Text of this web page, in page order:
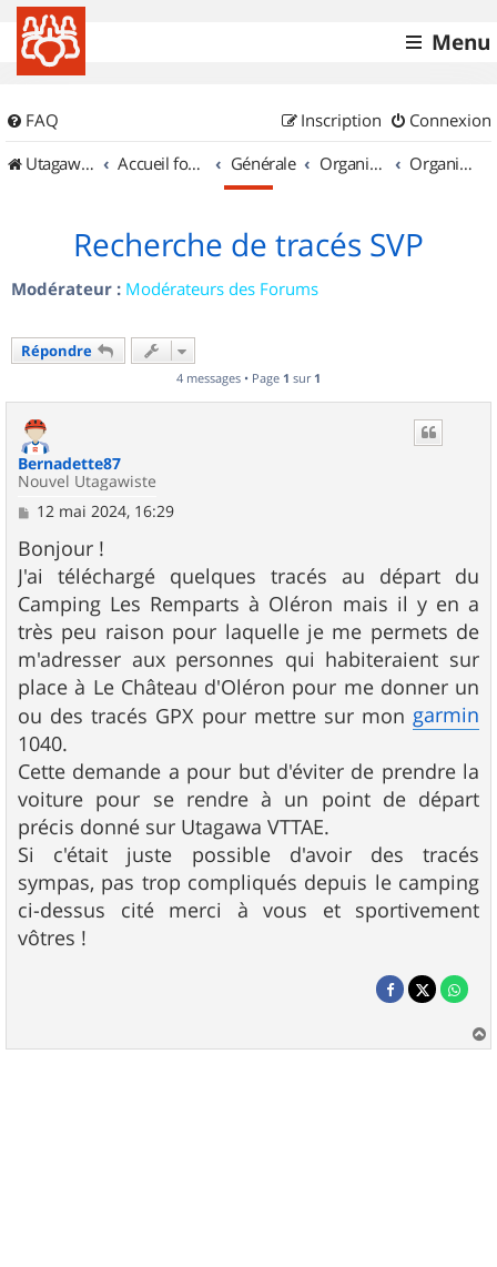
Menu
FAQ Connexion
Inscription
UtagawaVTT (Randos VTT et VTTAE avec traces GPS)
Accueil forum Générale Organisation de sorties & Recherche de partenaires Organisation de sorties en région Poitou Charentes
Recherche de tracés SVP
Modérateur : Modérateurs des Forums
Répondre
4 messages • Page 1 sur 1
Bernadette87
Nouvel Utagawiste
M
s
s
a
g
e
12 mai 2024, 16:29
Bonjour !
J'ai téléchargé quelques tracés au départ du
Camping Les Remparts à Oléron mais il y en a
très peu raison pour laquelle je me permets de
m'adresser aux personnes qui habiteraient sur
place à Le Château d'Oléron pour me donner un
ou des tracés GPX pour mettre sur mon garmin
1040.
Cette demande a pour but d'éviter de prendre la
voiture pour se rendre à un point de départ
précis donné sur Utagawa VTTAE.
Si c'était juste possible d'avoir des tracés
sympas, pas trop compliqués depuis le camping
ci-dessus cité merci à vous et sportivement
vôtres !
a